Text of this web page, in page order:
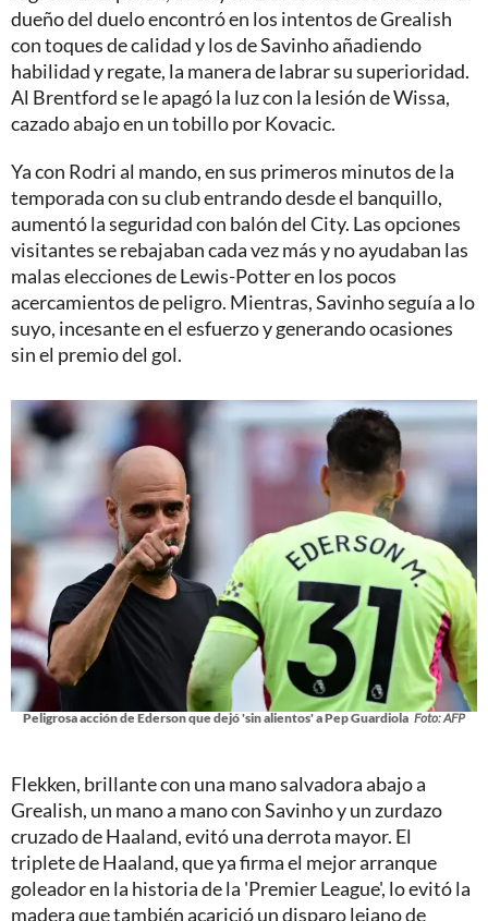
dueño del duelo encontró en los intentos de Grealish
con toques de calidad y los de Savinho añadiendo
habilidad y regate, la manera de labrar su superioridad.
Al Brentford se le apagó la luz con la lesión de Wissa,
cazado abajo en un tobillo por Kovacic.
Ya con Rodri al mando, en sus primeros minutos de la
temporada con su club entrando desde el banquillo,
aumentó la seguridad con balón del City. Las opciones
visitantes se rebajaban cada vez más y no ayudaban las
malas elecciones de Lewis-Potter en los pocos
acercamientos de peligro. Mientras, Savinho seguía a lo
suyo, incesante en el esfuerzo y generando ocasiones
sin el premio del gol.
Peligrosa acción de Ederson que dejó 'sin alientos' a Pep Guardiola Foto: AFP
Flekken, brillante con una mano salvadora abajo a
Grealish, un mano a mano con Savinho y un zurdazo
cruzado de Haaland, evitó una derrota mayor. El
triplete de Haaland, que ya firma el mejor arranque
goleador en la historia de la 'Premier League', lo evitó la
madera que también acarició un disparo lejano de